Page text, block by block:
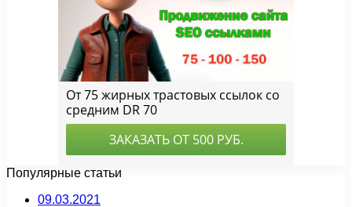
Популярные статьи
09.03.2021